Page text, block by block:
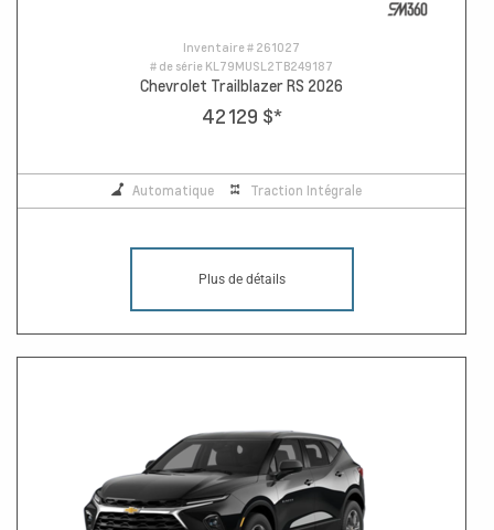
Inventaire # 261027
# de série KL79MUSL2TB249187
Chevrolet Trailblazer RS 2026
42 129 $*
Automatique Traction Intégrale
Plus de détails